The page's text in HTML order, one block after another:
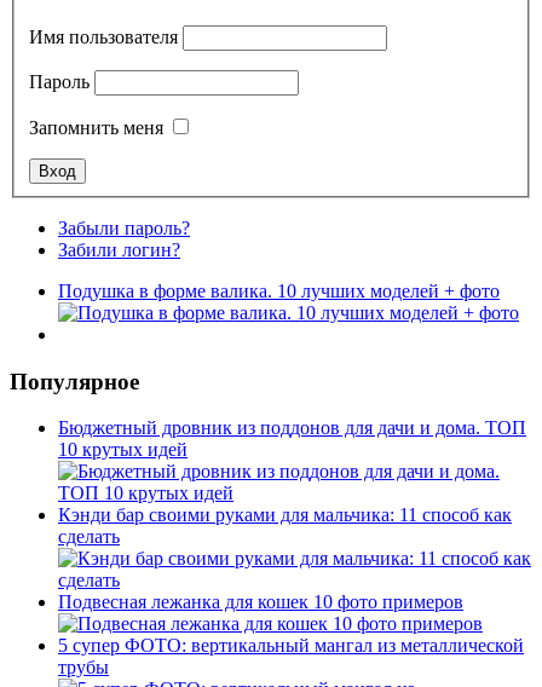
Имя пользователя
Пароль
Запомнить меня
Забыли пароль?
Забили логин?
Подушка в форме валика. 10 лучших моделей + фото
Популярное
Бюджетный дровник из поддонов для дачи и дома. ТОП
10 крутых идей
Кэнди бар своими руками для мальчика: 11 способ как
сделать
Подвесная лежанка для кошек 10 фото примеров
5 супер ФОТО: вертикальный мангал из металлической
трубы